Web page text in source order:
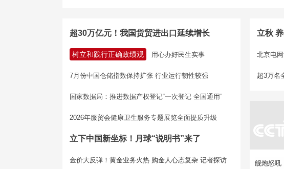
超30万亿元！我国货贸进出口延续增长
树立和践行正确政绩观 用心办好民生实事
7月份中国仓储指数保持扩张 行业运行韧性较强
国家数据局：推进数据产权登记“一次登记 全国通用”
2026年服贸会健康卫生服务专题展览全面提质升级
立下中国新坐标！月球“说明书”来了
金价大反弹！黄金业务火热 购金人心态复杂 记者探访
立秋
北京电
超3万名
舰炮怒吼